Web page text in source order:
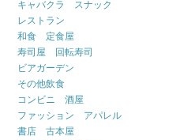
キャバクラ スナック
レストラン
和食 定食屋
寿司屋 回転寿司
ビアガーデン
その他飲食
コンビニ 酒屋
ファッション アパレル
書店 古本屋